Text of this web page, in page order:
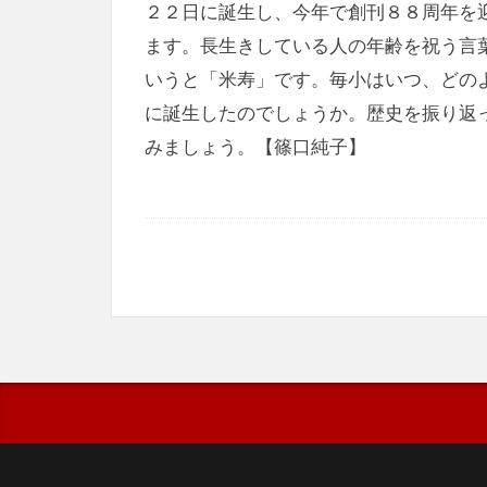
２２日に誕生し、今年で創刊８８周年を
ます。長生きしている人の年齢を祝う言
いうと「米寿」です。毎小はいつ、どの
に誕生したのでしょうか。歴史を振り返
みましょう。【篠口純子】